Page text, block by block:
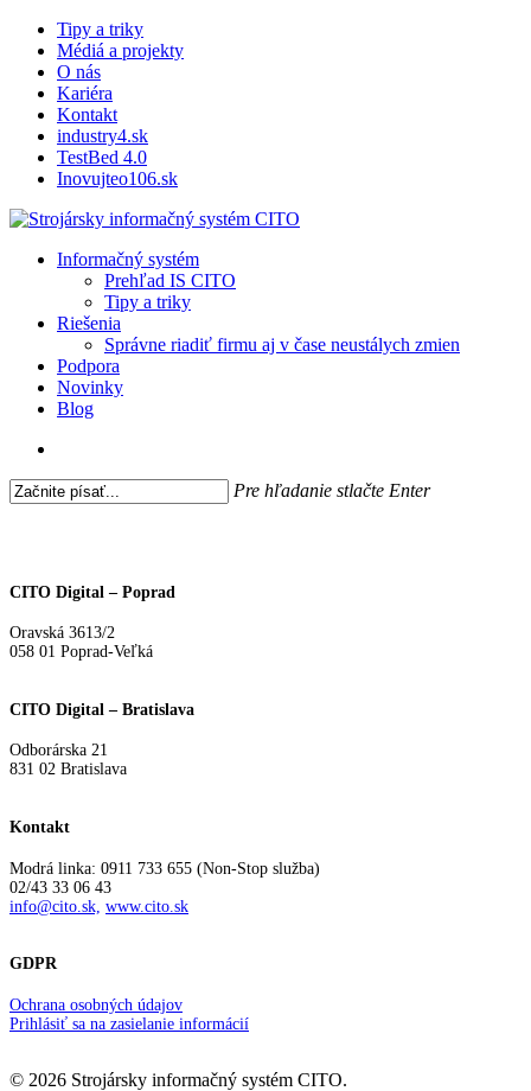
Skip
main
content
Tipy a triky
Médiá a projekty
O nás
Kariéra
Kontakt
industry4.sk
TestBed 4.0
Inovujteo106.sk
search
Menu
Informačný systém
Prehľad IS CITO
Tipy a triky
Riešenia
Správne riadiť firmu aj v čase neustálych zmien
Podpora
Novinky
Blog
Pre hľadanie stlačte Enter
CITO Digital – Poprad
Oravská 3613/2
058 01 Poprad-Veľká
CITO Digital – Bratislava
Odborárska 21
831 02 Bratislava
Kontakt
Modrá linka: 0911 733 655 (Non-Stop služba)
02/43 33 06 43
info@cito.sk, www.cito.sk
GDPR
Ochrana osobných údajov
Prihlásiť sa na zasielanie informácií
© 2026 Strojársky informačný systém CITO.